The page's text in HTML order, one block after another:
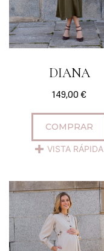
DIANA
149,00€
COMPRAR
VISTA RÁPIDA